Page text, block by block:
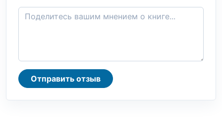
Отправить отзыв